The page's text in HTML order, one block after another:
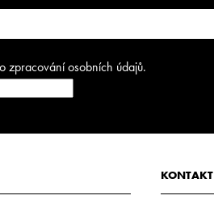
zpracování osobních údajů.
KONTAKT